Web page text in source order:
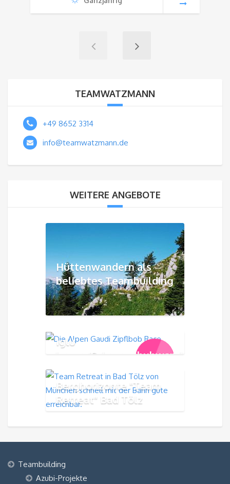
TEAMWATZMANN
+49 8652 3314
info@teamwatzmann.de
WEITERE ANGEBOTE
Hüttenwandern als
beliebtes Teambuilding
179,00€
Iglu
bauen/Schneeschuhwandern/
Berghorizonte "Team
Retreat" Bad Tölz
Teambuilding
Azubi-Projekte